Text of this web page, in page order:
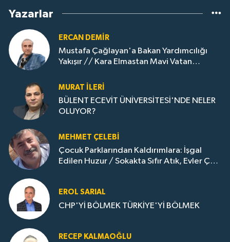
Yazarlar
ERCAN DEMIR
Mustafa Çağlayan'a Bakan Yardımcılığı
Yakışır // ​Kara Elmastan Mavi Vatan
MURAT İLERI
BÜLENT ECEVİT ÜNİVERSİTESİ'NDE NELER
OLUYOR?
MEHMET ÇELEBI
Çocuk Parklarından Kaldırımlara: İşgal
Edilen Huzur / Sokakta Sıfır Atık, Evler Çöp
EROL SARIAL
CHP'Yİ BÖLMEK TÜRKİYE'Yİ BÖLMEK
RECEP KALMAOĞLU